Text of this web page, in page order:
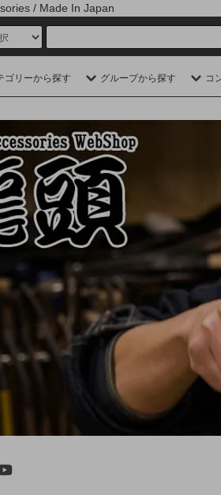
/ Made In Japan
ゴリーから探す グループから探す コ